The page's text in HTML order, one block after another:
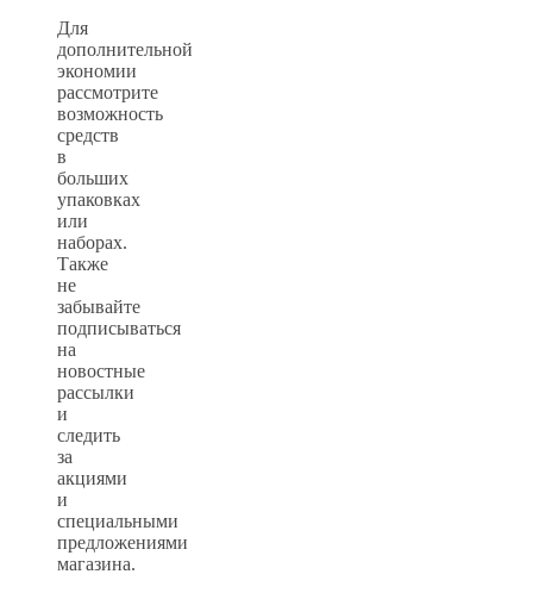
Для
дополнительной
экономии
рассмотрите
возможность
средств
в
больших
упаковках
или
наборах.
Также
не
забывайте
подписываться
на
новостные
рассылки
и
следить
за
акциями
и
специальными
предложениями
магазина.